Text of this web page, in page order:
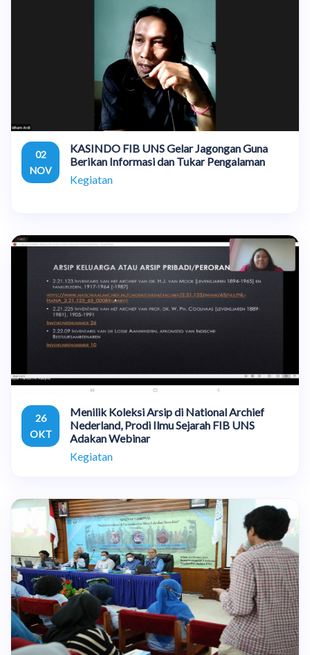
02
NOV
KASINDO FIB UNS Gelar Jagongan Guna
Berikan Informasi dan Tukar Pengalaman
Kegiatan
26
OKT
Menilik Koleksi Arsip di National Archief
Nederland, Prodi Ilmu Sejarah FIB UNS
Adakan Webinar
Kegiatan